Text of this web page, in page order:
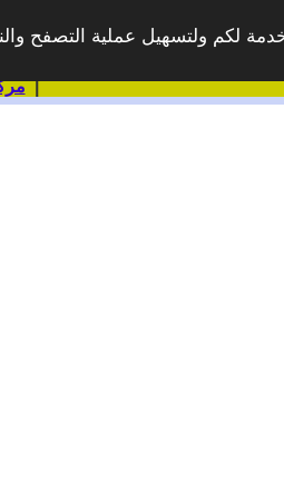
لكم ولتسهيل عملية التصفح
|